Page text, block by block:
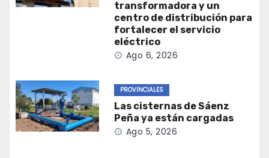
transformadora y un
centro de distribución para
fortalecer el servicio
eléctrico
Ago 6, 2026
PROVINCIALES
Las cisternas de Sáenz
Peña ya están cargadas
Ago 5, 2026